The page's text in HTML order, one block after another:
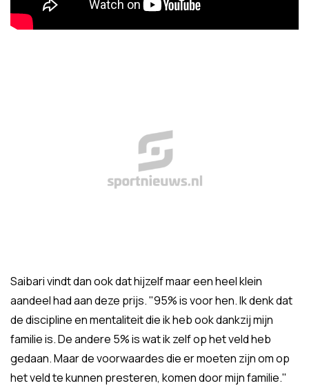
Saibari vindt dan ook dat hijzelf maar een heel klein
aandeel had aan deze prijs. "95% is voor hen. Ik denk dat
de discipline en mentaliteit die ik heb ook dankzij mijn
familie is. De andere 5% is wat ik zelf op het veld heb
gedaan. Maar de voorwaardes die er moeten zijn om op
het veld te kunnen presteren, komen door mijn familie."